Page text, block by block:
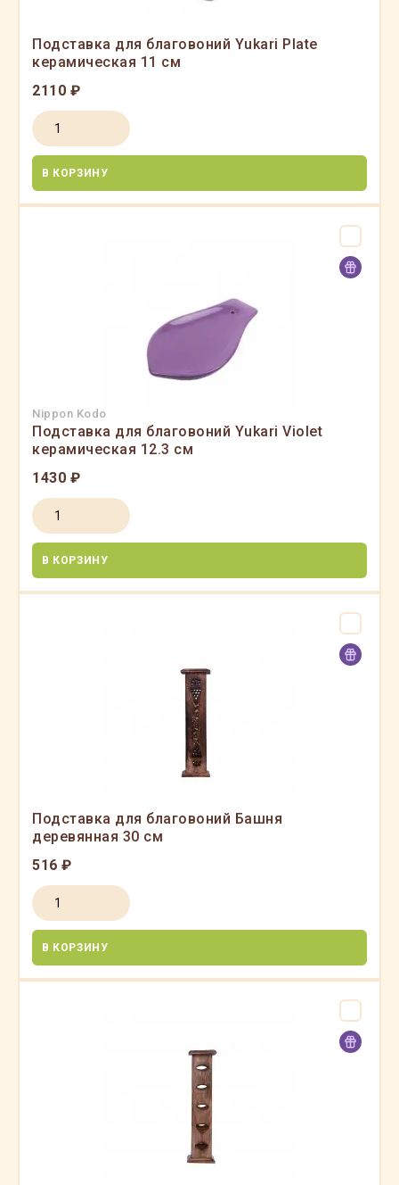
Подставка для благовоний Yukari Plate
керамическая 11 см
2110 ₽
В КОРЗИНУ
Nippon Kodo
Подставка для благовоний Yukari Violet
керамическая 12.3 см
1430 ₽
В КОРЗИНУ
Подставка для благовоний Башня
деревянная 30 см
516 ₽
В КОРЗИНУ